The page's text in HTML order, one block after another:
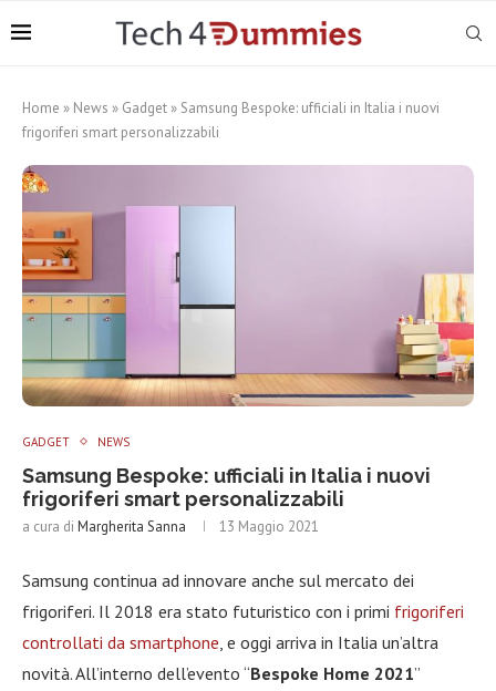
Home » News » Gadget » Samsung Bespoke: ufficiali in Italia i nuovi
frigoriferi smart personalizzabili
GADGET NEWS
Samsung Bespoke: ufficiali in Italia i nuovi
frigoriferi smart personalizzabili
a cura di Margherita Sanna 13 Maggio 2021
Samsung continua ad innovare anche sul mercato dei
frigoriferi. Il 2018 era stato futuristico con i primi frigoriferi
controllati da smartphone , e oggi arriva in Italia un’altra
novità. All’interno dell’evento “Bespoke Home 2021”